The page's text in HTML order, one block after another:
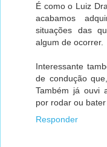
É como o Luiz
acabamos
situações das
algum de ocorrer.
Interessante
de condução
Também já ouvi
por rodar ou
Responder